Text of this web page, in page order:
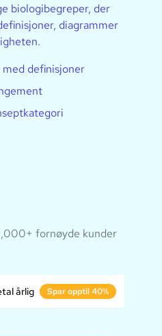
biologibegreper, der
diagrammer
definisjoner
fornøyde kunder
årlig Spar opptil 40%